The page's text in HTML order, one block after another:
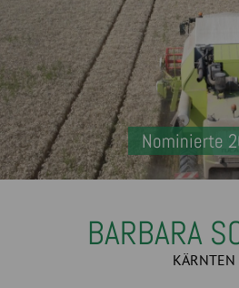
Nominierte
BARBARA
KÄRNTEN